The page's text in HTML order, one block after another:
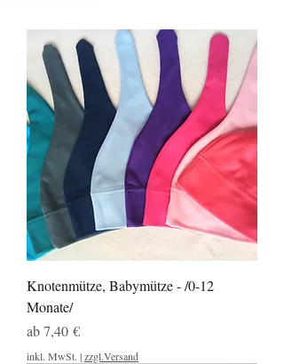
Knotenmütze, Babymütze - /0-12
Monate/
ab7,40 €
Sale-Preis
inkl. MwSt. |zzgl.Versand